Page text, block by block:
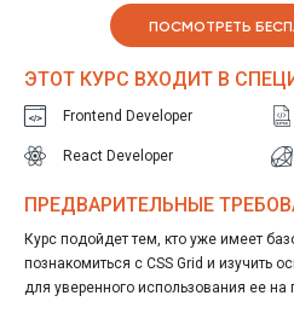
процессе создания верстки веб
технологией, начиная с основ ее
вы шаг за шагом узнаете о всех
ПОСМОТРЕТЬ
ЭТОТ КУРС ВХОДИТ В
Frontend Developer
React Developer
ПРЕДВАРИТЕЛЬНЫЕ
Курс подойдет тем, кто уже имеет
познакомиться с CSS Grid и изучить
для уверенного использования ее на